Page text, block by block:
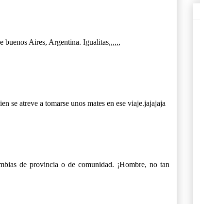
buenos Aires, Argentina. Igualitas,,,,,,
se atreve a tomarse unos mates en ese viaje.jajajaja
de provincia o de comunidad. ¡Hombre, no tan